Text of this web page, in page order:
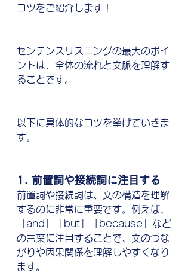
コツをご紹介します！
センテンスリスニングの最大のポイ
ントは、全体の流れと文脈を理解す
ることです。
以下に具体的なコツを挙げていきま
す。
1. 前置詞や接続詞に注目する
前置詞や接続詞は、文の構造を理解
するのに非常に重要です。例えば、
「and」「but」「because」など
の言葉に注目することで、文のつな
がりや因果関係を理解しやすくなり
ます。